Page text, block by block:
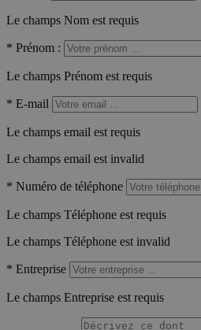
Le champs Nom est requis
* Prénom :
Le champs Prénom est requis
* E-mail
Le champs email est requis
Le champs email est invalid
* Numéro de téléphone
Le champs Téléphone est requis
Le champs Téléphone est invalid
* Entreprise
Le champs Entreprise est requis